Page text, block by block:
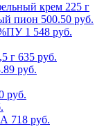
500.50 руб.
1 548 руб.
635 руб.
руб.
руб.
718 руб.